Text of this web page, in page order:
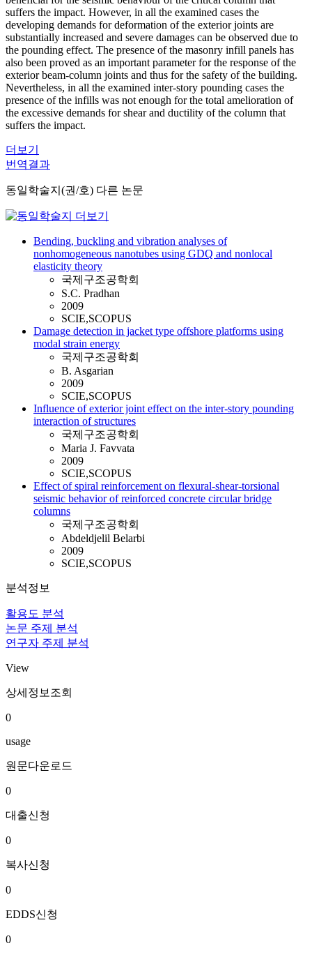
suffers the impact. However, in all the examined cases the
developing demands for deformation of the exterior joints are
substantially increased and severe damages can be observed due to
the pounding effect. The presence of the masonry infill panels has
also been proved as an important parameter for the response of the
exterior beam-column joints and thus for the safety of the building.
Nevertheless, in all the examined inter-story pounding cases the
presence of the infills was not enough for the total amelioration of
the excessive demands for shear and ductility of the column that
suffers the impact.
더보기
번역결과
동일학술지(권/호) 다른 논문
Bending, buckling and vibration analyses of
nonhomogeneous nanotubes using GDQ and nonlocal
elasticity theory
국제구조공학회
S.C. Pradhan
2009
SCIE,SCOPUS
Damage detection in jacket type offshore platforms using
modal strain energy
국제구조공학회
B. Asgarian
2009
SCIE,SCOPUS
Influence of exterior joint effect on the inter-story pounding
interaction of structures
국제구조공학회
Maria J. Favvata
2009
SCIE,SCOPUS
Effect of spiral reinforcement on flexural-shear-torsional
seismic behavior of reinforced concrete circular bridge
columns
국제구조공학회
Abdeldjelil Belarbi
2009
SCIE,SCOPUS
분석정보
활용도 분석
논문 주제 분석
연구자 주제 분석
View
상세정보조회
0
usage
원문다운로드
0
대출신청
0
복사신청
0
EDDS신청
0